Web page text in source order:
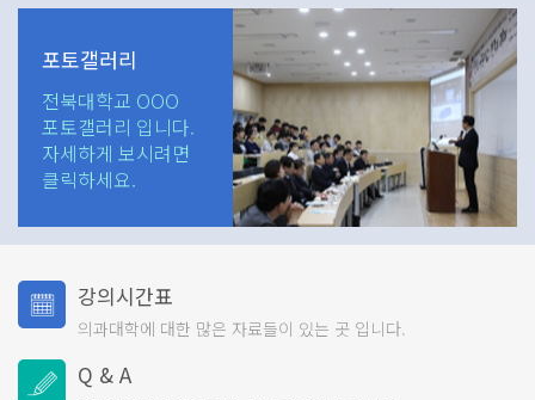
포토갤러리
전북대학교 OOO
포토갤러리 입니다.
자세하게 보시려면
클릭하세요.
강의시간표
의과대학에 대한 많은 자료들이 있는 곳 입니다.
Q & A